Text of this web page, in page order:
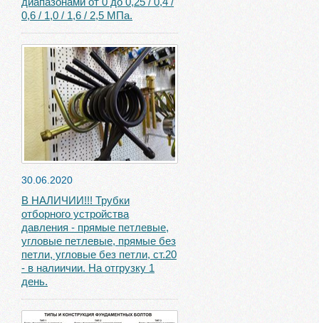
0,6 / 1,0 / 1,6 / 2,5 МПа.
30.06.2020
В НАЛИЧИИ!!! Трубки
отборного устройства
давления - прямые петлевые,
угловые петлевые, прямые без
петли, угловые без петли, ст.20
- в налиичии. На отгрузку 1
день.